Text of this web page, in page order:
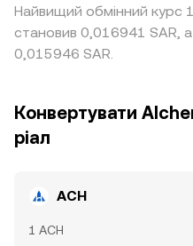
Найвищий обмінний курс
становив 0,016941 SAR,
0,015946 SAR.
Конвертувати
ріал
ACH
1 ACH